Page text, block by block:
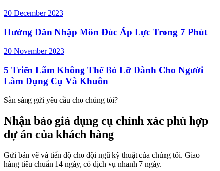
20 December 2023
Hướng Dẫn Nhập Môn Đúc Áp Lực Trong 7 Phút
20 November 2023
5 Triển Lãm Không Thể Bỏ Lỡ Dành Cho Người
Làm Dụng Cụ Và Khuôn
Sẵn sàng gửi yêu cầu cho chúng tôi?
Nhận báo giá dụng cụ chính xác phù hợp
dự án của khách hàng
Gửi bản vẽ và tiến độ cho đội ngũ kỹ thuật của chúng tôi. Giao
hàng tiêu chuẩn 14 ngày, có dịch vụ nhanh 7 ngày.